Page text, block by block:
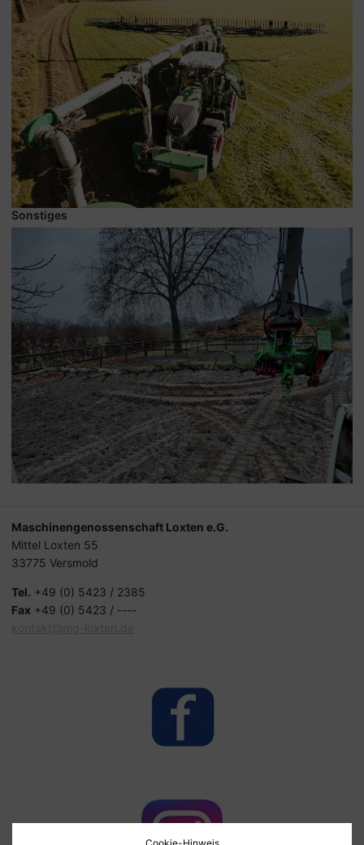
Sonstiges
Maschinengenossenschaft Loxten e.G.
Mittel Loxten 55
33775 Versmold
Tel. +49 (0) 5423 / 2385
Fax +49 (0) 5423 / ----